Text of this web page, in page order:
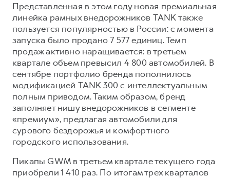
Представленная в этом году новая премиальная
линейка рамных внедорожников TANK также
пользуется популярностью в России: с момента
запуска было продано 7 577 единиц. Темп
продаж активно наращивается: в третьем
квартале объем превысил 4 800 автомобилей. В
сентябре портфолио бренда пополнилось
модификацией TANK 300 с интеллектуальным
полным приводом. Таким образом, бренд
заполняет нишу внедорожников в сегменте
«премиум», предлагая автомобили для
сурового бездорожья и комфортного
городского использования.
Пикапы GWM в третьем квартале текущего года
приобрели 1 410 раз. По итогам трех кварталов